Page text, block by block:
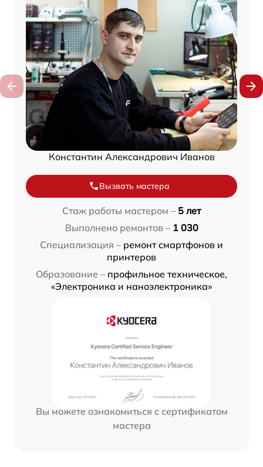
Константин Александрович Иванов
Вызвать мастера
Стаж работы мастером – 5 лет
Выполнено ремонтов – 1 030
Специализация – ремонт смартфонов и
принтеров
Образование – профильное техническое,
«Электроника и наноэлектроника»
Вы можете ознакомиться с сертификатом
мастера